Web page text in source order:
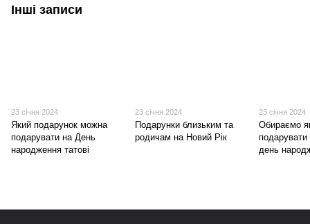
Інші записи
23 січня 2024
Який подарунок можна
подарувати на День
народження татові
23 січня 2024
Подарунки близьким та
родичам на Новий Рік
23 січня 2024
Обираємо
подарувати
день